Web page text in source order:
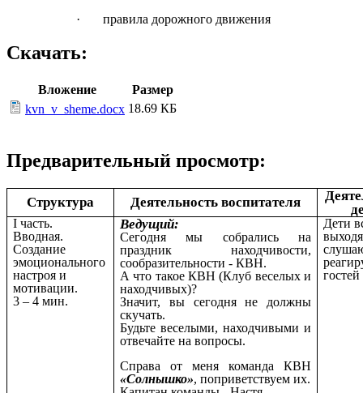
· правила дорожного движения
Скачать:
Вложение
Размер
kvn_v_sheme.docx 18.69 КБ
Предварительный просмотр:
Структура Деятельность воспитателя
I часть.
Вводная.
Создание
эмоционального
настроя и
мотивации.
3 – 4 мин.
Ведущий:
Сегодня мы собрались на
праздник находчивости,
сообразительности - КВН.
А что такое КВН (Клуб веселых и
находчивых)?
Значит, вы сегодня не должны
скучать.
Будьте веселыми, находчивыми и
отвечайте на вопросы.
Справа от меня команда КВН
«Солнышко», поприветствуем их.
Дети
гостей